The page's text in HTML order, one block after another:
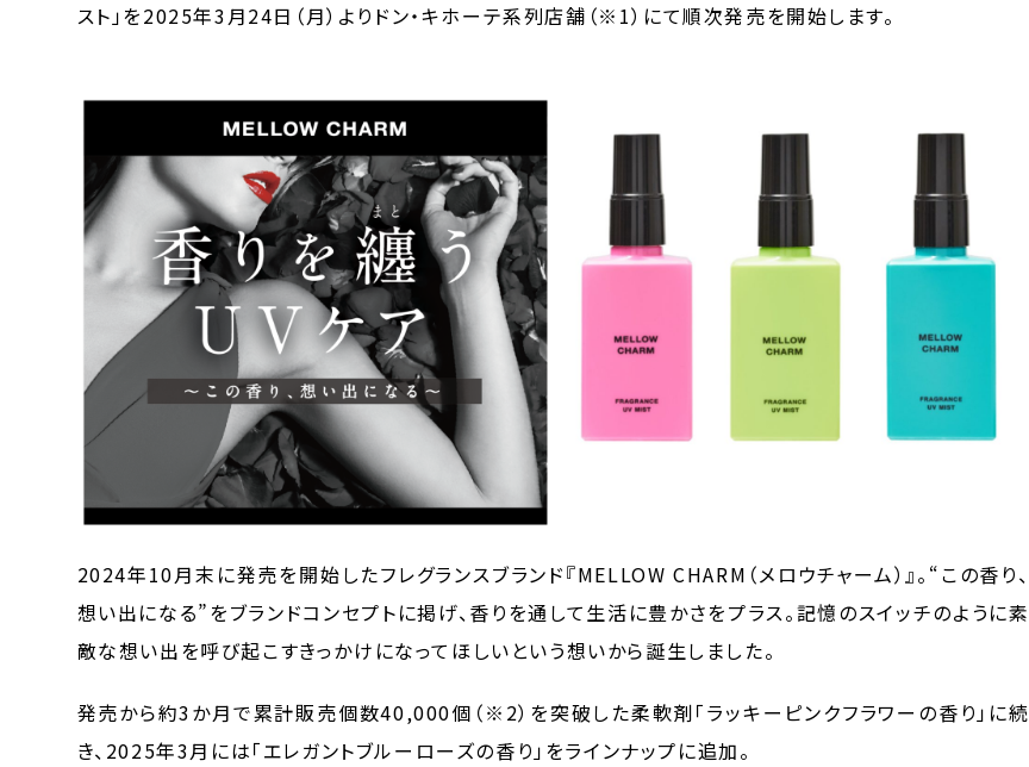
スト」を2025年3月24日（月）よりドン・キホーテ系列店舗（※1）にて順次発売を開始します。
2024年10月末に発売を開始したフレグランスブランド『MELLOW CHARM（メロウチャーム）』。“この香り、
想い出になる”をブランドコンセプトに掲げ、香りを通して生活に豊かさをプラス。記憶のスイッチのように素
敵な想い出を呼び起こすきっかけになってほしいという想いから誕生しました。
発売から約3か月で累計販売個数40,000個（※2）を突破した柔軟剤「ラッキーピンクフラワーの香り」に続
き、2025年3月には「エレガントブルーローズの香り」をラインナップに追加。